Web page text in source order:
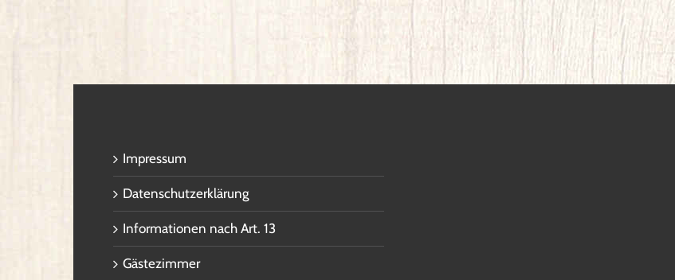
Impressum
Datenschutzerklärung
Informationen nach Art. 13
Gästezimmer